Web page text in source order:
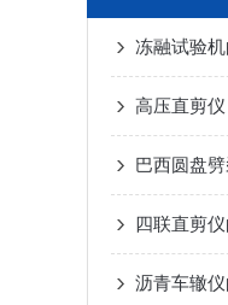
冻融试验
沥青车辙